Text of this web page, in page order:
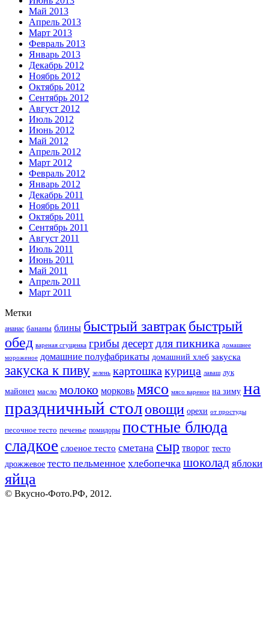
Май 2013
Апрель 2013
Март 2013
Февраль 2013
Январь 2013
Декабрь 2012
Ноябрь 2012
Октябрь 2012
Сентябрь 2012
Август 2012
Июль 2012
Июнь 2012
Май 2012
Апрель 2012
Март 2012
Февраль 2012
Январь 2012
Декабрь 2011
Ноябрь 2011
Октябрь 2011
Сентябрь 2011
Август 2011
Июль 2011
Июнь 2011
Май 2011
Апрель 2011
Март 2011
Метки
ананас бананы блины быстрый завтракбыстрый
обед вареная сгущенка грибыдесерт для пикника домашнее
мороженое домашние полуфабрикаты домашний хлеб закуска
закуска к пиву зелень картошка курица лаваш лук
майонез масло молоко морковь мясо мясо вареное на зиму на
праздничный столовощи орехи от простуды
песочное тесто печенье помидоры постные блюда
сладкое слоеное тесто сметана сыр творог тесто
дрожжевое тесто пельменное хлебопечка шоколад яблоки
яйца
© Вкусно-Фото.РФ, 2012.